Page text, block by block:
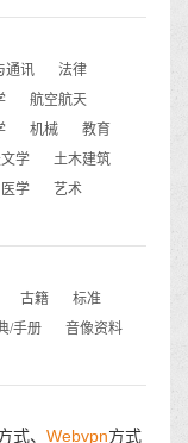
通讯
法律
航空航天
机械
教育
学
土木建筑
医学
艺术
古籍
标准
/手册
音像资料
式、 Webvpn方式